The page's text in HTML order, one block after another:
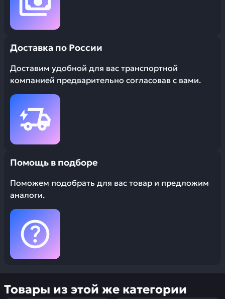
Доставка по России
Доставим удобной для вас транспортной
компанией предварительно согласовав с вами.
Помощь в подборе
Поможем подобрать для вас товар и предложим
аналоги.
Товары из этой же категории